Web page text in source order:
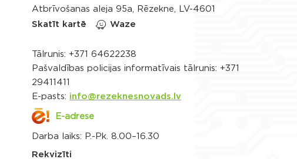
Atbrīvošanas aleja 95a, Rēzekne, LV-4601
Skatīt kartē
Waze
Tālrunis: +371 64622238
Pašvaldības policijas informatīvais tālrunis: +371
29411411
E-pasts: info@rezeknesnovads.lv
E-adrese
Darba laiks: P.-Pk. 8.00–16.30
Rekvizīti